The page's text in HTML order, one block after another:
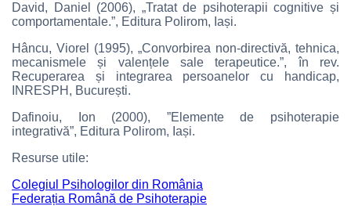
David, Daniel (2006), „Tratat de psihoterapii cognitive și
comportamentale.”, Editura Polirom, Iași.
Hâncu, Viorel (1995), „Convorbirea non-directivă, tehnica,
mecanismele și valențele sale terapeutice.”, în rev.
Recuperarea și integrarea persoanelor cu handicap,
INRESPH, București.
Dafinoiu, Ion (2000), ”Elemente de psihoterapie
integrativă”, Editura Polirom, Iași.
Resurse utile:
Colegiul Psihologilor din România
Federația Română de Psihoterapie